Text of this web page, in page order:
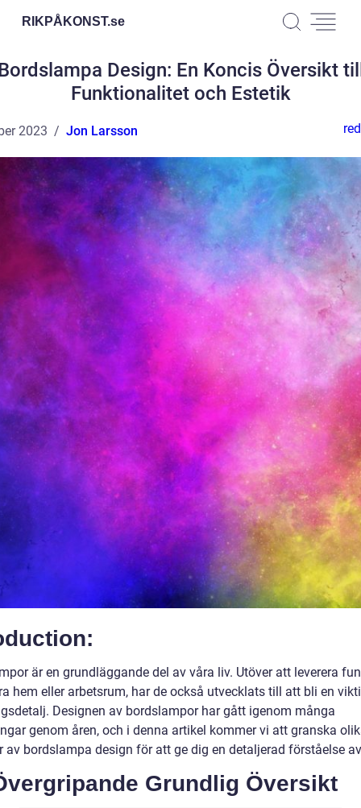
RIKPÅKONST.se
Design: En Koncis Översikt
Funktionalitet och Estetik
2023 Jon Larsson
är en grundläggande del av våra liv. Utöver att leverera
hem eller arbetsrum, har de också utvecklats till att bli en
Designen av bordslampor har gått igenom många
genom åren, och i denna artikel kommer vi att granska
av bordslampa design för att ge dig en detaljerad förståelse
Grundlig Översikt